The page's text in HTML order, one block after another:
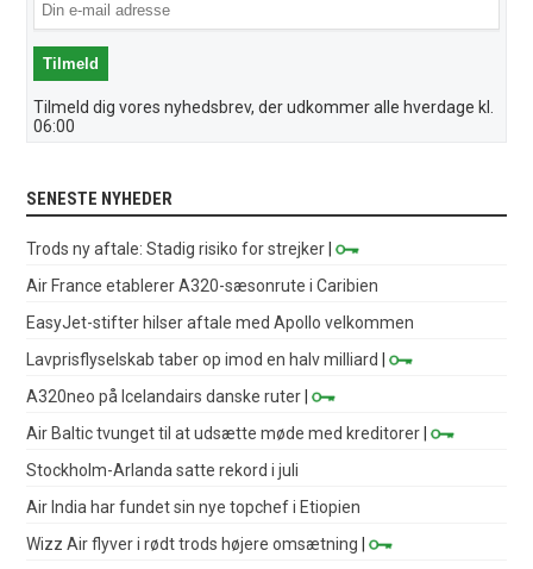
Tilmeld dig vores nyhedsbrev, der udkommer alle hverdage kl.
06:00
SENESTE NYHEDER
Trods ny aftale: Stadig risiko for strejker |
Air France etablerer A320-sæsonrute i Caribien
EasyJet-stifter hilser aftale med Apollo velkommen
Lavprisflyselskab taber op imod en halv milliard
|
A320neo på Icelandairs danske ruter |
Air Baltic tvunget til at udsætte møde med kreditorer |
Stockholm-Arlanda satte rekord i juli
Air India har fundet sin nye topchef i Etiopien
Wizz Air flyver i rødt trods højere omsætning |